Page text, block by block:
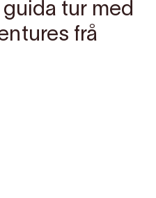
tur med
frå